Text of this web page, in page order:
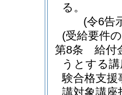
る。
(令6告
(受給要件
第8条
給付
うとする
験合格支援
講対象講座